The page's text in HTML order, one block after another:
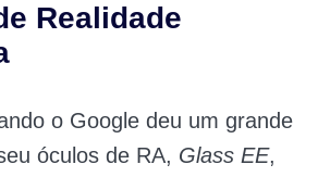
Realidade
o Google deu um grande
óculos de RA, Glass EE,